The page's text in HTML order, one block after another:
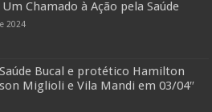
Chamado à Ação pela Saúde
2024
Bucal e protético Hamilton
Miglioli e Vila Mandi em 03/04″